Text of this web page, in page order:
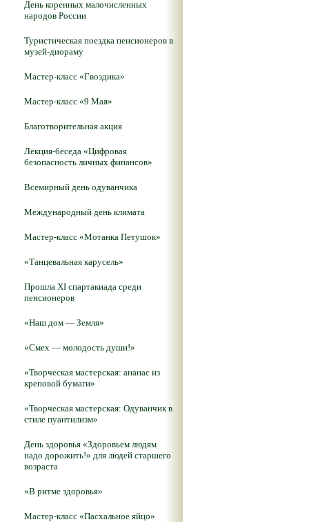
День коренных малочисленных
народов России
Туристическая поездка пенсионеров в
музей-диораму
Мастер-класс «Гвоздика»
Мастер-класс «9 Мая»
Благотворительная акция
Лекция-беседа «Цифровая
безопасность личных финансов»
Всемирный день одуванчика
Международный день климата
Мастер-класс «Мотанка Петушок»
«Танцевальная карусель»
Прошла XI спартакиада среди
пенсионеров
«Наш дом — Земля»
«Смех — молодость души!»
«Творческая мастерская: ананас из
креповой бумаги»
«Творческая мастерская: Одуванчик в
стиле пуантилизм»
День здоровья «Здоровьем людям
надо дорожить!» для людей старшего
возраста
«В ритме здоровья»
Мастер-класс «Пасхальное яйцо»